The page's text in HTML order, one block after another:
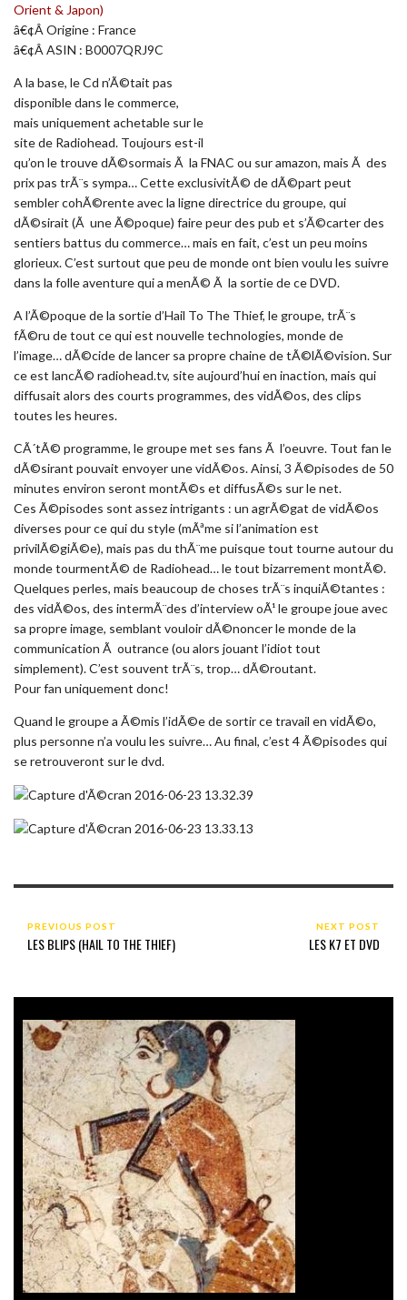
Orient & Japon)
â€¢Â Origine : France
â€¢Â ASIN : B0007QRJ9C
A la base, le Cd n’Ã©tait pas
disponible dans le commerce,
mais uniquement achetable sur le
site de Radiohead. Toujours est-il
qu’on le trouve dÃ©sormais Ã la FNAC ou sur amazon, mais Ã des
prix pas trÃ¨s sympa… Cette exclusivitÃ© de dÃ©part peut
sembler cohÃ©rente avec la ligne directrice du groupe, qui
dÃ©sirait (Ã une Ã©poque) faire peur des pub et s’Ã©carter des
sentiers battus du commerce… mais en fait, c’est un peu moins
glorieux. C’est surtout que peu de monde ont bien voulu les suivre
dans la folle aventure qui a menÃ© Ã la sortie de ce DVD.
A l’Ã©poque de la sortie d’Hail To The Thief, le groupe, trÃ¨s
fÃ©ru de tout ce qui est nouvelle technologies, monde de
l’image… dÃ©cide de lancer sa propre chaine de tÃ©lÃ©vision. Sur
ce est lancÃ© radiohead.tv, site aujourd’hui en inaction, mais qui
diffusait alors des courts programmes, des vidÃ©os, des clips
toutes les heures.
CÃ´tÃ© programme, le groupe met ses fans Ã l’oeuvre. Tout fan le
dÃ©sirant pouvait envoyer une vidÃ©os. Ainsi, 3 Ã©pisodes de 50
minutes environ seront montÃ©s et diffusÃ©s sur le net.
Ces Ã©pisodes sont assez intrigants : un agrÃ©gat de vidÃ©os
diverses pour ce qui du style (mÃªme si l’animation est
privilÃ©giÃ©e), mais pas du thÃ¨me puisque tout tourne autour du
monde tourmentÃ© de Radiohead… le tout bizarrement montÃ©.
Quelques perles, mais beaucoup de choses trÃ¨s inquiÃ©tantes :
des vidÃ©os, des intermÃ¨des d’interview oÃ¹ le groupe joue avec
sa propre image, semblant vouloir dÃ©noncer le monde de la
communication Ã outrance (ou alors jouant l’idiot tout
simplement). C’est souvent trÃ¨s, trop… dÃ©routant.
Pour fan uniquement donc!
Quand le groupe a Ã©mis l’idÃ©e de sortir ce travail en vidÃ©o,
plus personne n’a voulu les suivre… Au final, c’est 4 Ã©pisodes qui
se retrouveront sur le dvd.
PREVIOUS POST
LES BLIPS (HAIL TO THE THIEF)
NEXT POST
LES K7 ET DVD